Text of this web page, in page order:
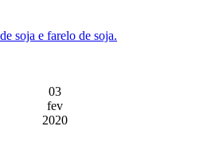
soja e farelo de soja.
03
fev
2020